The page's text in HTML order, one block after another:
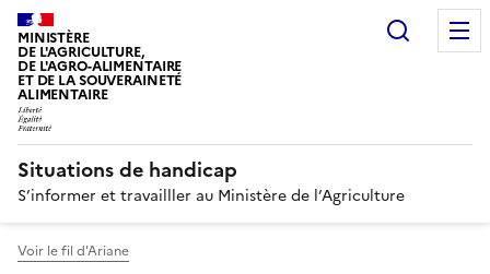
MINISTÈRE
DE L'AGRICULTURE,
DE L'AGRO-ALIMENTAIRE
ET DE LA SOUVERAINETÉ
ALIMENTAIRE
Situations de handicap
S’informer et travailller au Ministère de l’Agriculture
Voir le fil d'Ariane